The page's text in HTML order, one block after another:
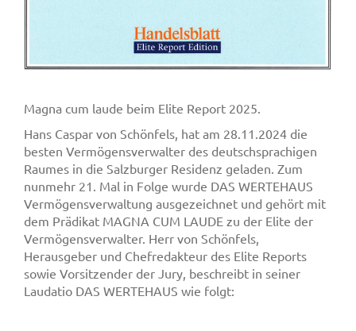
Magna cum laude beim Elite Report 2025.
Hans Caspar von Schönfels, hat am 28.11.2024 die
besten Vermögensverwalter des deutschsprachigen
Raumes in die Salzburger Residenz geladen. Zum
nunmehr 21. Mal in Folge wurde DAS WERTEHAUS
Vermögensverwaltung ausgezeichnet und gehört mit
dem Prädikat MAGNA CUM LAUDE zu der Elite der
Vermögensverwalter. Herr von Schönfels,
Herausgeber und Chefredakteur des Elite Reports
sowie Vorsitzender der Jury, beschreibt in seiner
Laudatio DAS WERTEHAUS wie folgt: